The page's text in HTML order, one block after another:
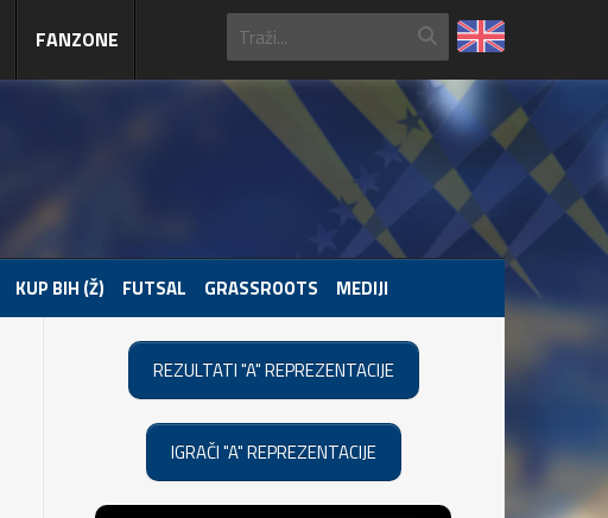
FANZONE
KUP BIH (Ž) FUTSAL GRASSROOTS MEDIJI
REZULTATI "A" REPREZENTACIJE
IGRAČI "A" REPREZENTACIJE